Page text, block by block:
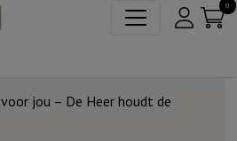
0
jou – De Heer houdt de